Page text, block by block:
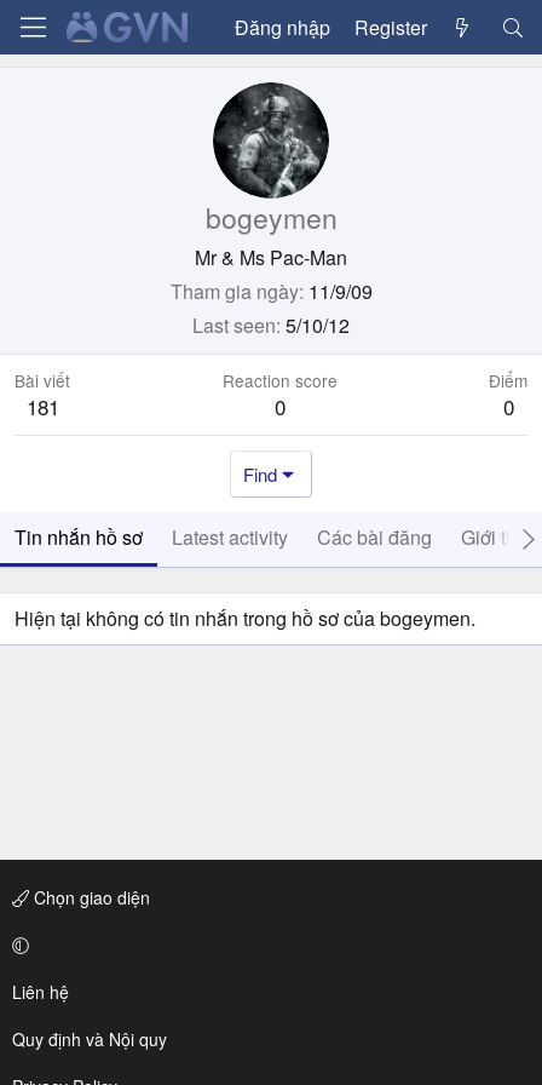
Đăng nhập Register
bogeymen
Mr & Ms Pac-Man
Tham gia ngày 11/9/09
Last seen 5/10/12
Bài viết
181
Reaction score
0
Điểm
0
Find
Tin nhắn hồ sơ Latest activity Các bài đăng Giới thiệu
Hiện tại không có tin nhắn trong hồ sơ của bogeymen.
Chọn giao diện
Liên hệ
Quy định và Nội quy